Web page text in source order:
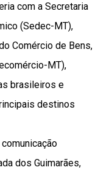
com a Secretaria
(Sedec-MT),
Comércio de Bens,
MT),
brasileiros e
destinos
dos Guimarães,